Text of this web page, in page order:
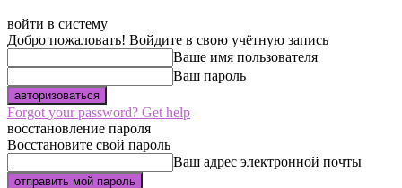
войти в систему
Добро пожаловать! Войдите в свою учётную запись
Ваше имя пользователя
Ваш пароль
Forgot your password? Get help
восстановление пароля
Восстановите свой пароль
Ваш адрес электронной почты